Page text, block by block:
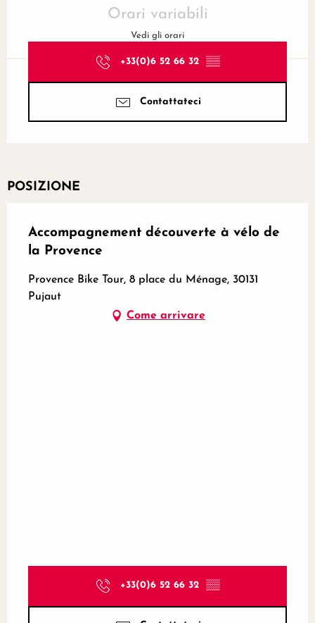
Orari variabili
Vedi gli orari
+33(0)6 52 66 32 ▒▒
Contattateci
POSIZIONE
Accompagnement découverte à vélo de
la Provence
Provence Bike Tour, 8 place du Ménage, 30131
Pujaut
Come arrivare
+33(0)6 52 66 32 ▒▒